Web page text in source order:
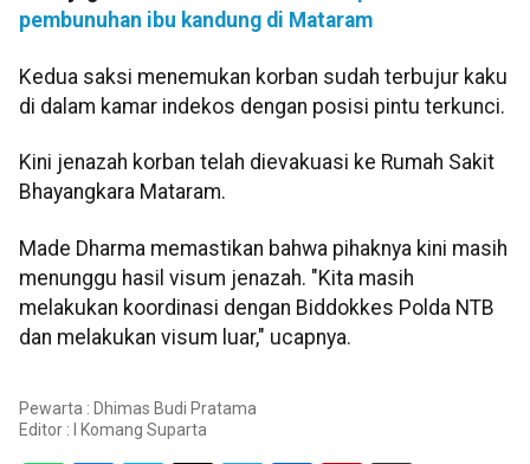
pembunuhan ibu kandung di Mataram
Kedua saksi menemukan korban sudah terbujur kaku
di dalam kamar indekos dengan posisi pintu terkunci.
Kini jenazah korban telah dievakuasi ke Rumah Sakit
Bhayangkara Mataram.
Made Dharma memastikan bahwa pihaknya kini masih
menunggu hasil visum jenazah. "Kita masih
melakukan koordinasi dengan Biddokkes Polda NTB
dan melakukan visum luar," ucapnya.
Pewarta : Dhimas Budi Pratama
Editor :
I Komang Suparta